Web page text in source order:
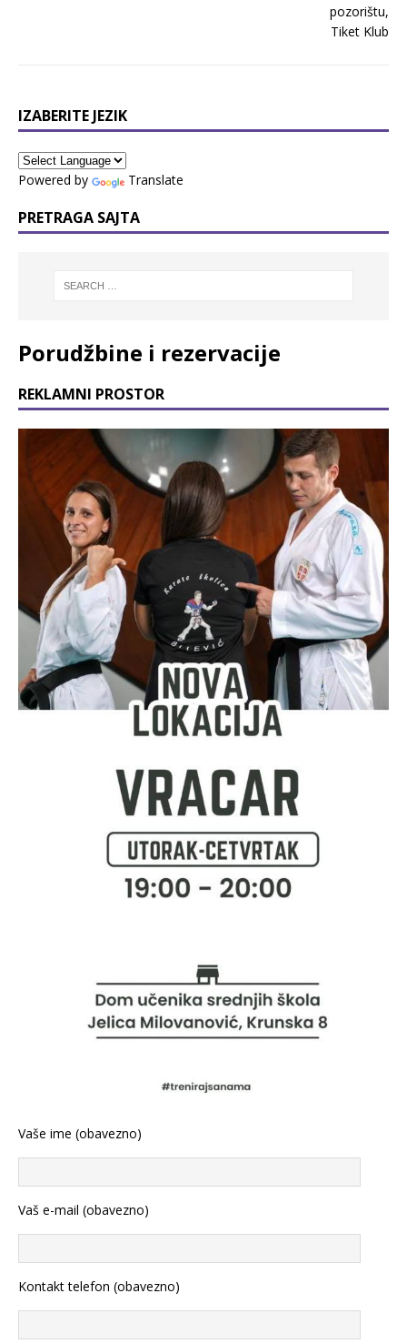
IZABERITE JEZIK
Powered by Translate
PRETRAGA SAJTA
Porudžbine i rezervacije
REKLAMNI PROSTOR
Vaše ime (obavezno)
Vaš e-mail (obavezno)
Kontakt telefon (obavezno)